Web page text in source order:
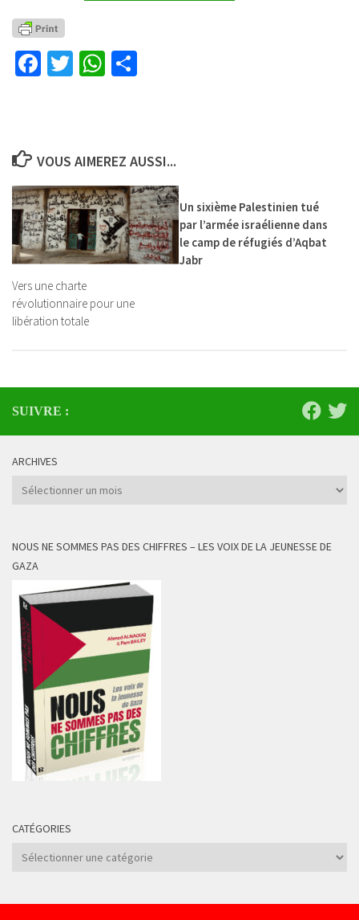
Facebook
TwitterWhatsApp
VOUS AIMEREZ AUSSI...
Vers une charte
révolutionnaire pour une
libération totale
Un sixième Palestinien tué
par l’armée israélienne dans
le camp de réfugiés d’Aqbat
Jabr
SUIVRE :
ARCHIVES
Archives
NOUS NE SOMMES PAS DES CHIFFRES – LES VOIX DE LA JEUNESSE DE
GAZA
CATÉGORIES
Catégories